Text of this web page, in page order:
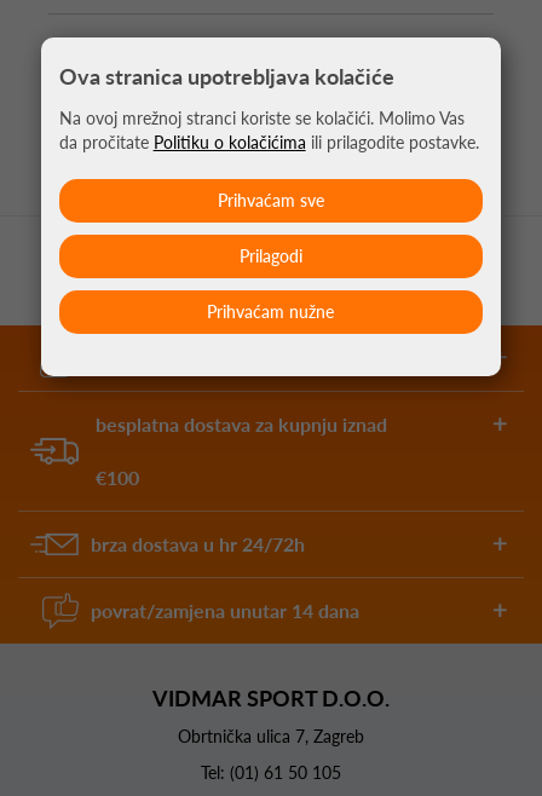
17,90 €
besplatna dostava za kupnju iznad
€100
brza dostava u hr 24/72h
povrat/zamjena unutar 14 dana
VIDMAR SPORT D.O.O.
Obrtnička ulica 7, Zagreb
Tel: (01) 61 50 105
Ova stranica upotrebljava kolačiće
Na ovoj mrežnoj stranci koriste se kolačići. Molimo Vas
da pročitate Politiku o kolačićima ili prilagodite postavke.
Prihvaćam nužne
Prilagodi
Prihvaćam sve